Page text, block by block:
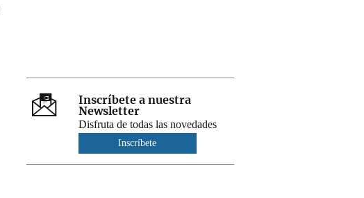
Inscríbete a nuestra
Newsletter
Disfruta de todas las novedades
Inscríbete